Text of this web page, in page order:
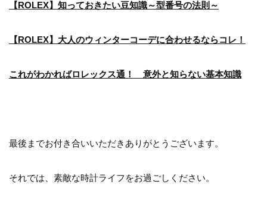
【ROLEX】知っておきたい豆知識～型番号の法則～
【ROLEX】大人のウィンターコーデに合わせるならコレ！
これがわかればロレックス通！ 意外と知らない基本知識
最後までお付き合いいただきありがとうございます。
それでは、素敵な時計ライフをお過ごしください。